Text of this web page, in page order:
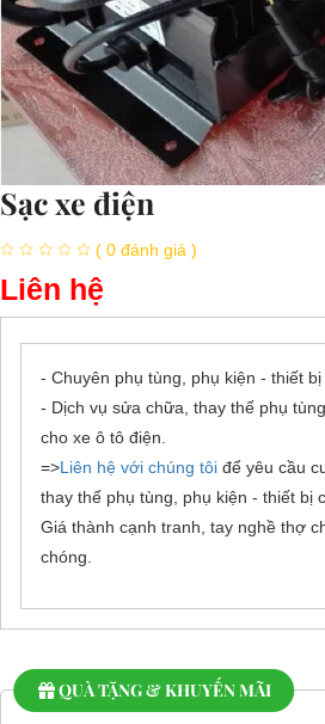
Sạc xe điện
( 0 đánh giá )
Liên hệ
- Chuyên phụ tùng, phụ kiện - thiết bị
- Dịch vụ sửa chữa, thay thế phụ
cho xe ô tô điện.
=>Liên hệ với chúng tôi để yêu cầu
thay thế phụ tùng, phụ kiện - thiết bị
Giá thành cạnh tranh, tay nghề thợ
chóng.
QUÀ TẶNG & KHUYẾN MÃI